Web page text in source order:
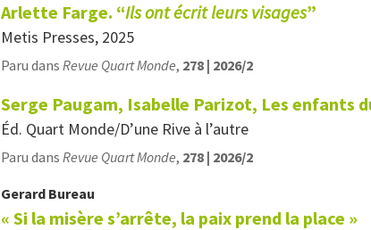
Arlette Farge. “Ils ont écrit leurs visages”
Metis Presses, 2025
Paru dans Revue Quart Monde, 278 | 2026/2
Serge Paugam, Isabelle Parizot, Les enfants
Éd. Quart Monde/D’une Rive à l’autre
Paru dans Revue Quart Monde, 278 | 2026/2
Gerard Bureau
« Si la misère s’arrête, la paix prend la place »